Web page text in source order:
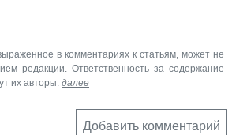
в комментариях к статьям, может не
редакции. Ответственность за содержание
их авторы. далее
Добавить комментарий